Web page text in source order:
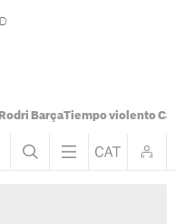
Rodri BarçaTiempo violento